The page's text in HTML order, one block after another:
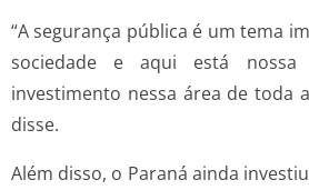
“A segurança pública é um tema
sociedade e aqui está
investimento nessa área de toda
disse.
Além disso, o Paraná ainda